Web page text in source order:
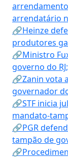
arrendatário
🔗Heinze
produtores
🔗Ministro
governo do
🔗Zanin vota
governador
🔗STF inicia
mandato-
🔗PGR
tampão de